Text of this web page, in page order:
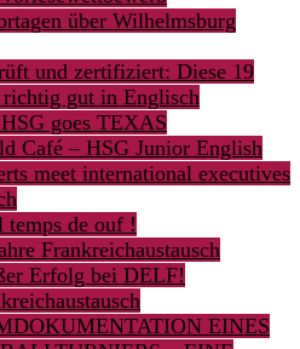
über Wilhelmsburg
und zertifiziert: Diese 19
richtig gut in Englisch
goes TEXAS
Café – HSG Junior English
meet international executives
temps de ouf !
Frankreichaustausch
Erfolg bei DELF!
EINES